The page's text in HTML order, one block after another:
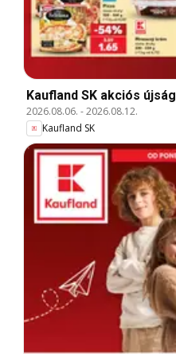
Kaufland SK akciós újság
2026.08.06. -2026.08.12.
Kaufland SK